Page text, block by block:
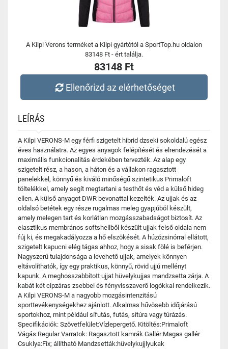
A Kilpi Verons terméket a Kilpi gyártótól a SportTop.hu oldalon
83148 Ft - ért találja.
83148 Ft
Ellenőrizd az elérhetőséget
LEÍRÁS
A Kilpi VERONS-M egy férfi szigetelt hibrid dzseki sokoldalú egész
éves használatra. Az egyes anyagok felépítését és elrendezését a
maximális funkcionalitás érdekében tervezték. Az alap egy
szigetelt rész, a hason, a háton és a vállakon ragasztott
panelekkel, könnyű és kiváló minőségű szintetikus Primaloft
töltelékkel, amely segít megtartani a testhőt és véd a külső hideg
ellen. A külső anyagot DWR bevonattal kezelték. Az ujjak és az
oldalsó betétek egy része rugalmas meleg gyapjúból készült,
amely melegen tart és korlátlan mozgásszabadságot biztosít. Az
elasztikus membrános softshellből készült ujjak felső oldala nem
fúj ki, és megakadályozza a hő elszökését. A húzózsinórral ellátott,
szigetelt kapucni elég tágas ahhoz, hogy a sisak fölé is beférjen.
Nagyszerű tulajdonsága a levehető ujjak, amelyek könnyen
eltávolíthatók, így egy praktikus, könnyű, rövid ujjú mellényt
kapunk. A meghosszabbított ujjat hüvelykujjas mandzsetta zárja. A
kabát két cipzáras zsebbel és fényvisszaverő logókkal rendelkezik.
A Kilpi VERONS-M a nagyobb mozgásintenzitású
sporttevékenységekhez ajánlott. Alkalmas hűvösebb időjárású
sportokhoz, mint például sífutás, futás, sítúra vagy túrázás.
Specifikációk: Szövetfelület:Vízlepergető. Kitöltés:Primaloft
Vágás:Regular Varratok: Ragasztott kamrák Gallér:Magas gallér
Csuklya:Fix; állítható Mandzsetták:hüvelykujjlyukak